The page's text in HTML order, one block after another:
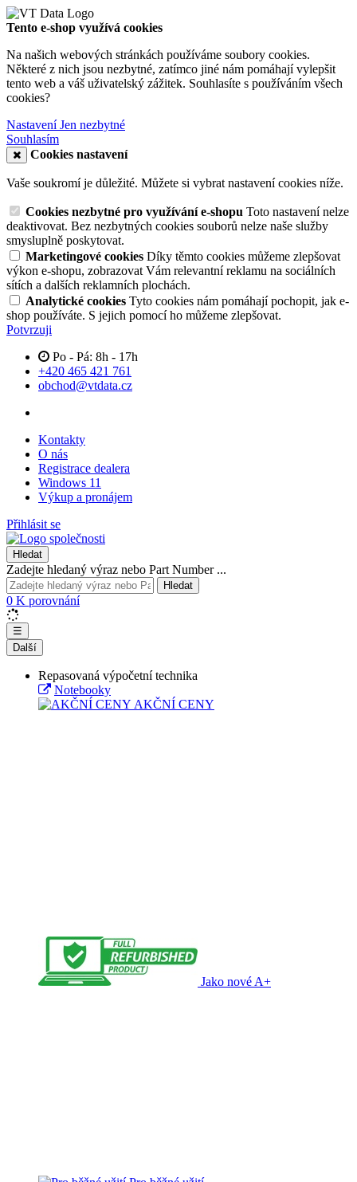
Tento e-shop využívá cookies
Na našich webových stránkách používáme soubory cookies.
Některé z nich jsou nezbytné, zatímco jiné nám pomáhají vylepšit
tento web a váš uživatelský zážitek. Souhlasíte s používáním všech
cookies?
NastaveníJen nezbytné
Souhlasím
Cookies nastavení
Vaše soukromí je důležité. Můžete si vybrat nastavení cookies níže.
Cookies nezbytné pro využívání e-shopu Toto nastavení nelze
deaktivovat. Bez nezbytných cookies souborů nelze naše služby
smysluplně poskytovat.
Marketingové cookies Díky těmto cookies můžeme zlepšovat
výkon e-shopu, zobrazovat Vám relevantní reklamu na sociálních
sítích a dalších reklamních plochách.
Analytické cookies Tyto cookies nám pomáhají pochopit, jak e-
shop používáte. S jejich pomocí ho můžeme zlepšovat.
Potvrzuji
Po - Pá: 8h - 17h
+420 465 421 761
obchod@vtdata.cz
Kontakty
O nás
Registrace dealera
Windows 11
Výkup a pronájem
Přihlásit se
Hledat
Zadejte hledaný výraz nebo Part Number ...
Hledat
0 K porovnání
☰
Další
Repasovaná výpočetní technika
Notebooky
AKČNÍ CENY
Jako nové A+